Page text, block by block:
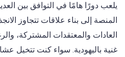
يلعب دورًا هامًا في التوافق بين
المنصة إلى بناء علاقات تتجاوز
العادات والمعتقدات المشتركة،
غنية باليهودية. سواء كنت تتخيل